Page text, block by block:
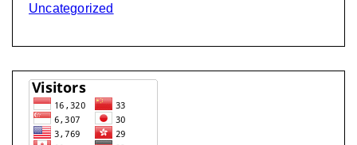
Uncategorized